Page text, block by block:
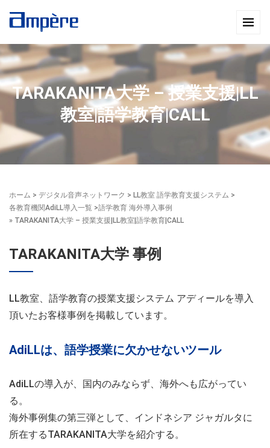
TARAKANITA大学 – 授業支援|LL
教室|語学教育|CALL
ホーム > デジタル音声ネットワーク > LL教室 語学教育支援システム >
各教育機関AdiLL導入一覧 >語学教育 海外導入事例
» TARAKANITA大学 – 授業支援|LL教室|語学教育|CALL
TARAKANITA大学 事例
LL教室、語学教育の授業支援システム アディールを導入
頂いたお客様事例を掲載しています。
AdiLLは、語学授業に欠かせないツール
AdiLLの導入が、国内のみならず、海外へも広がってい
る。
海外事例集の第三弾として、インドネシア ジャガルタに
所在するTARAKANITA大学を紹介する。